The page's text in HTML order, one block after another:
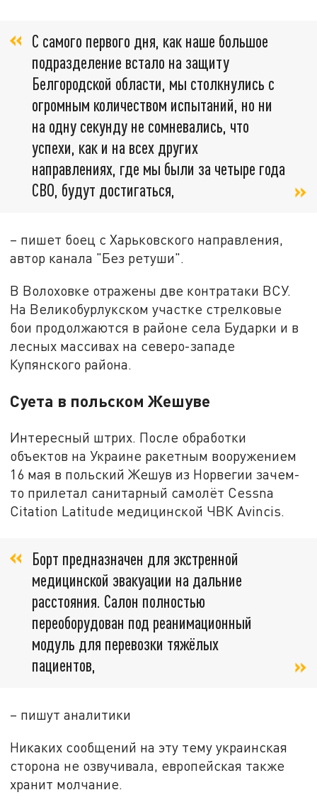
С самого первого дня, как наше большое
подразделение встало на защиту
Белгородской области, мы столкнулись с
огромным количеством испытаний, но ни
на одну секунду не сомневались, что
успехи, как и на всех других
направлениях, где мы были за четыре года
СВО, будут достигаться,
– пишет боец с Харьковского направления,
автор канала "Без ретуши".
В Волоховке отражены две контратаки ВСУ.
На Великобурлукском участке стрелковые
бои продолжаются в районе села Бударки и в
лесных массивах на северо-западе
Купянского района.
Суета в польском Жешуве
Интересный штрих. После обработки
объектов на Украине ракетным вооружением
16 мая в польский Жешув из Норвегии зачем-
то прилетал санитарный самолёт Cessna
Citation Latitude медицинской ЧВК Avincis.
Борт предназначен для экстренной
медицинской эвакуации на дальние
расстояния. Салон полностью
переоборудован под реанимационный
модуль для перевозки тяжёлых
пациентов,
– пишут аналитики
Никаких сообщений на эту тему украинская
сторона не озвучивала, европейская также
хранит молчание.